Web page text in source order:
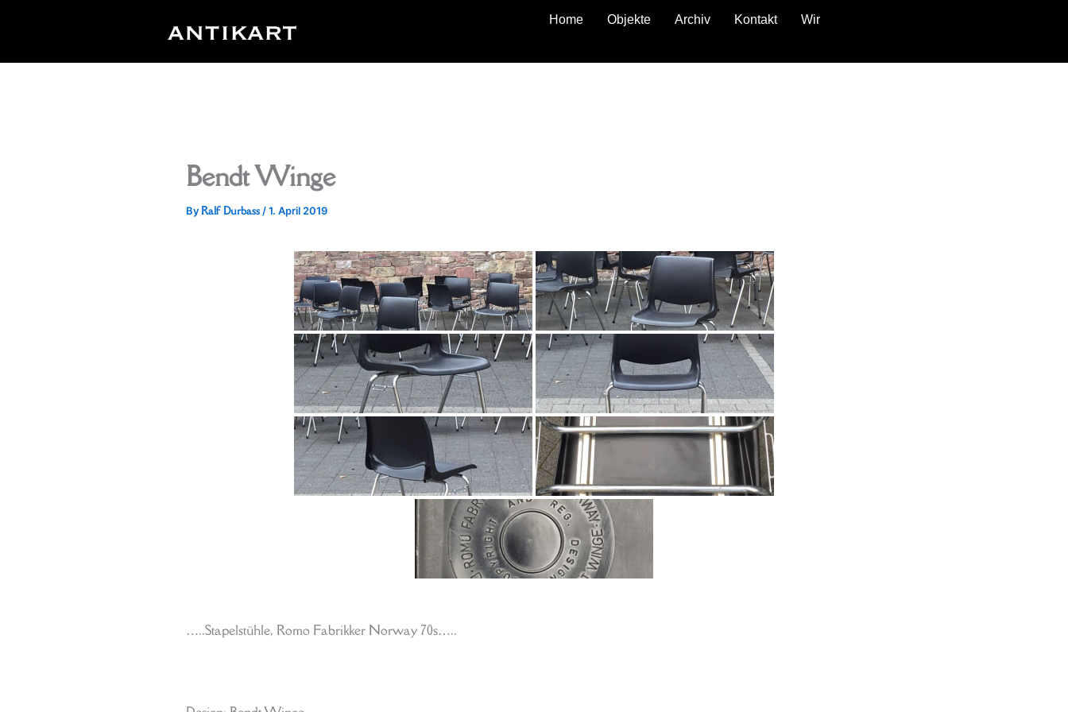
Home Objekte Archiv Kontakt Wir
Bendt Winge
ByRalf Durbass /1. April 2019
…..Stapelstühle, Romo Fabrikker Norway 70s…..